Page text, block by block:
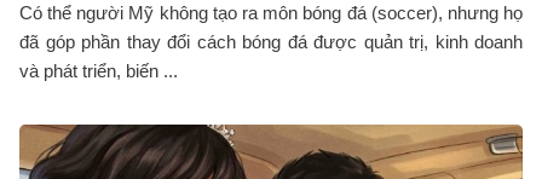
Có thể người Mỹ không tạo ra môn bóng đá (soccer), nhưng họ
đã góp phần thay đổi cách bóng đá được quản trị, kinh doanh
và phát triển, biến ...